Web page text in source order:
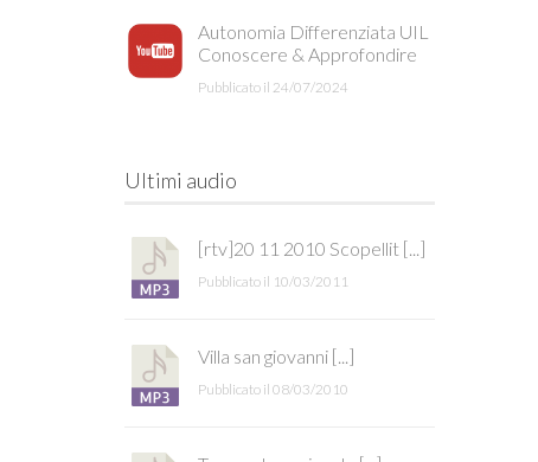
Autonomia Differenziata UIL
Conoscere & Approfondire
Pubblicato il 24/07/2024
Ultimi audio
[rtv]20 11 2010 Scopellit [...]
Pubblicato il 10/03/2011
Villa san giovanni [...]
Pubblicato il 08/03/2010